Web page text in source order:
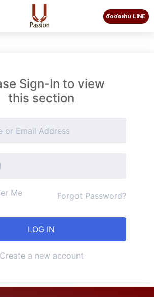
ติดต่อผ่าน LINE
Sign-In to view
this section
Me Forgot Password?
Create a new account